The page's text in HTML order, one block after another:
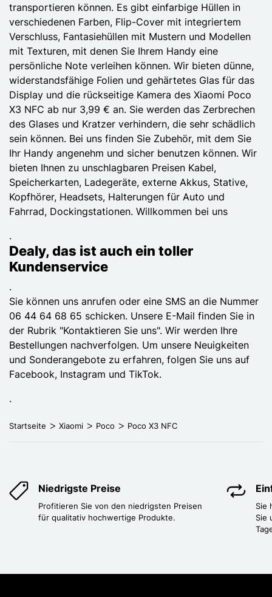
transportieren können. Es gibt einfarbige Hüllen in
verschiedenen Farben, Flip-Cover mit integriertem
Verschluss, Fantasiehüllen mit Mustern und Modellen
mit Texturen, mit denen Sie Ihrem Handy eine
persönliche Note verleihen können. Wir bieten dünne,
widerstandsfähige Folien und gehärtetes Glas für das
Display und die rückseitige Kamera des Xiaomi Poco
X3 NFC ab nur 3,99 € an. Sie werden das Zerbrechen
des Glases und Kratzer verhindern, die sehr schädlich
sein können. Bei uns finden Sie Zubehör, mit dem Sie
Ihr Handy angenehm und sicher benutzen können. Wir
bieten Ihnen zu unschlagbaren Preisen Kabel,
Speicherkarten, Ladegeräte, externe Akkus, Stative,
Kopfhörer, Headsets, Halterungen für Auto und
Fahrrad, Dockingstationen. Willkommen bei uns
.
Dealy, das ist auch ein toller
Kundenservice
.
Sie können uns anrufen oder eine SMS an die Nummer
06 44 64 68 65 schicken. Unsere E-Mail finden Sie in
der Rubrik "Kontaktieren Sie uns". Wir werden Ihre
Bestellungen nachverfolgen. Um unsere Neuigkeiten
und Sonderangebote zu erfahren, folgen Sie uns auf
Facebook, Instagram und TikTok.
.
Startseite Xiaomi Poco Poco X3 NFC
Niedrigste Preise
Profitieren Sie von den niedrigsten Preisen
für qualitativ hochwertige Produkte.
Sie
Sie